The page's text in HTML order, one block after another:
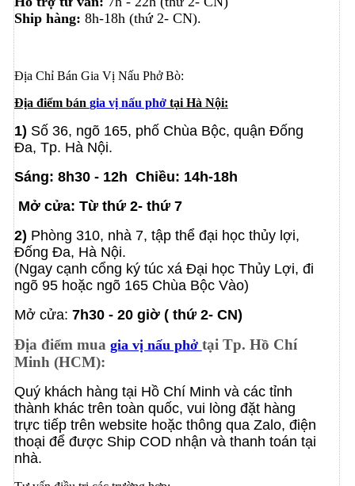
Ship hàng: 8h-18h (thứ 2- CN).
Địa Chỉ Bán Gia Vị Nấu Phở Bò:
Địa điểm bán gia vị nấu phởtại Hà Nội:
1) Số 36, ngõ 165, phố Chùa Bộc, quận Đống
Đa, Tp. Hà Nội.
Sáng: 8h30 - 12h Chiều: 14h-18h
Mở cửa: Từ thứ 2- thứ 7
2) Phòng 310, nhà 7, tập thể đại học thủy lợi,
Đống Đa, Hà Nội.
(Ngay cạnh cổng ký túc xá Đại học Thủy Lợi, đi
ngõ 95 hoặc ngõ 165 Chùa Bộc Vào)
Mở cửa: 7h30 - 20 giờ ( thứ 2- CN)
Địa điểm mua gia vị nấu phở tại Tp. Hồ Chí
Minh (HCM):
Quý khách hàng tại Hồ Chí Minh và các tỉnh
thành khác trên toàn quốc, vui lòng đặt hàng
trực tiếp trên website hoặc thông qua Zalo, điện
thoại để được Ship COD nhận và thanh toán tại
nhà.